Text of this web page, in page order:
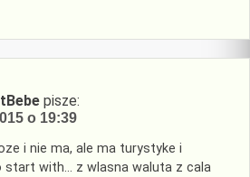
pisze:
o 19:39
i nie ma, ale ma turystyke i
start with… z wlasna waluta z cala